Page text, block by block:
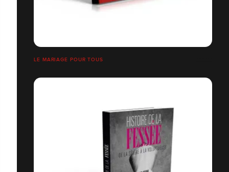
LE MARIAGE POUR TOUS